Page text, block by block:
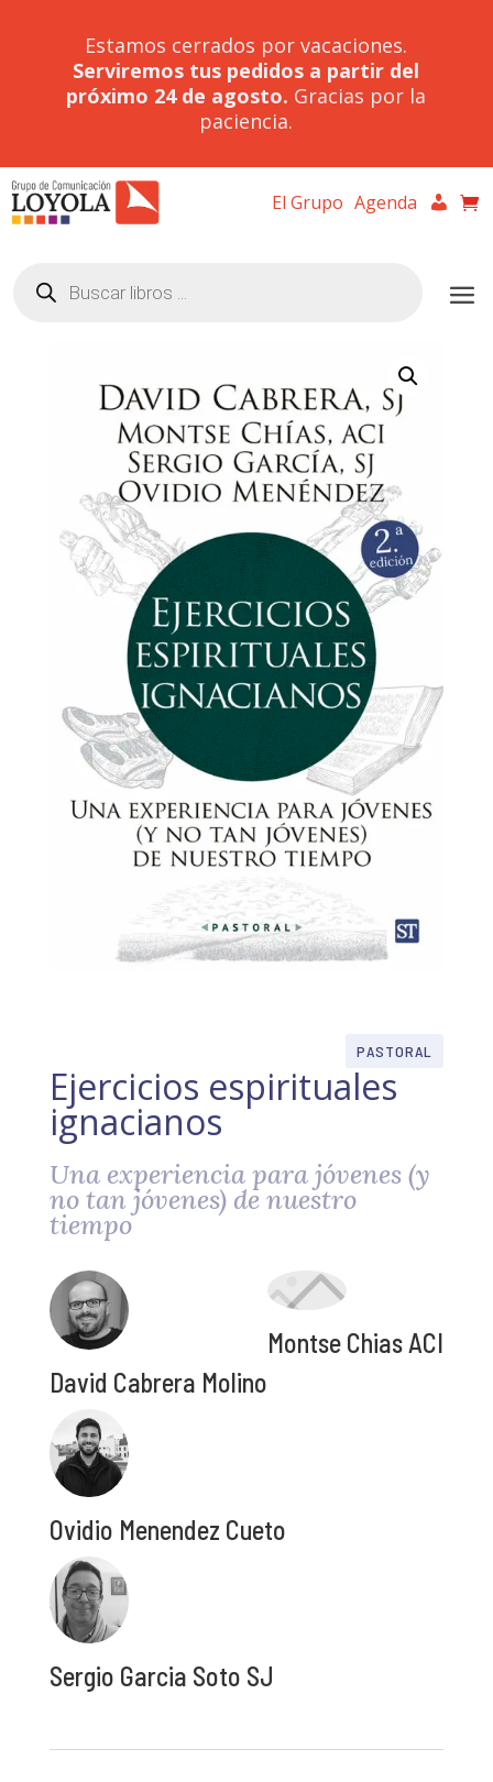
Estamos cerrados por vacaciones.
Serviremos tus pedidos a partir del
próximo 24 de agosto. Gracias por la
paciencia.
El Grupo Agenda
productos
PASTORAL
Ejercicios espirituales
ignacianos
Una experiencia para jóvenes (y
no tan jóvenes) de nuestro
tiempo
David Cabrera Molino
Montse Chias ACI
Ovidio Menendez Cueto
Sergio Garcia Soto SJ